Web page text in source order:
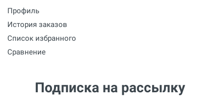
Профиль
История заказов
Список избранного
Сравнение
Подписка на рассылку